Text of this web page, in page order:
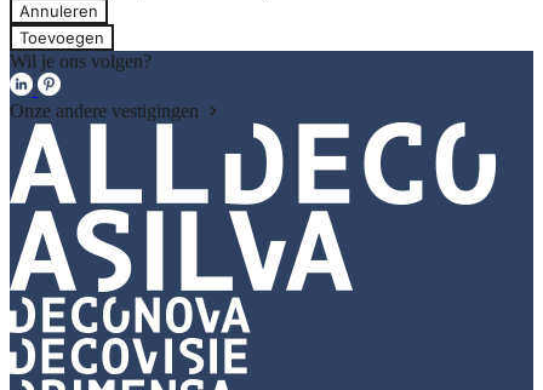
Annuleren
Toevoegen
Wil je ons volgen?
Onze andere vestigingen